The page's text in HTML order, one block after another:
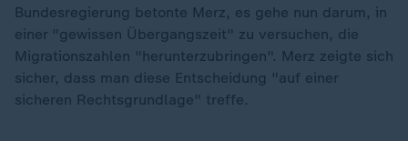
Bundesregierung betonte Merz, es gehe nun darum, in
einer "gewissen Übergangszeit" zu versuchen, die
Migrationszahlen "herunterzubringen". Merz zeigte sich
sicher, dass man diese Entscheidung "auf einer
sicheren Rechtsgrundlage" treffe.